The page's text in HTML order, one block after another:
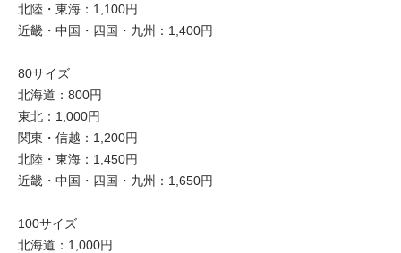
北陸・東海：1,100円
近畿・中国・四国・九州：1,400円
80サイズ
北海道：800円
東北：1,000円
関東・信越：1,200円
北陸・東海：1,450円
近畿・中国・四国・九州：1,650円
100サイズ
北海道：1,000円